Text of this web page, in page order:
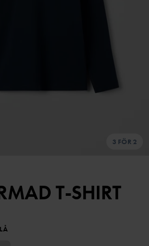
3 FÖR 2
T-SHIRT